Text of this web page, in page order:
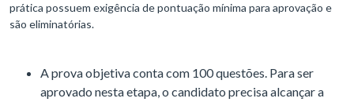
prática possuem exigência de pontuação mínima para aprovação e
são eliminatórias.
A prova objetiva conta com 100 questões. Para ser
aprovado nesta etapa, o candidato precisa alcançar a